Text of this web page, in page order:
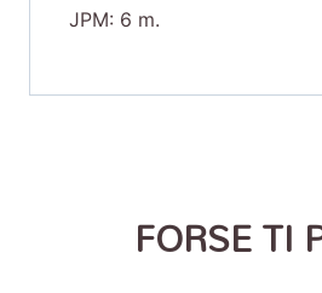
JPM: 6 m.
FORSE TI